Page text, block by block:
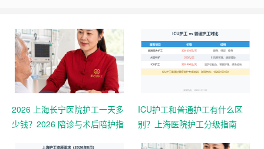
2026 上海长宁医院护工一天多
少钱？2026 陪诊与术后陪护指
ICU护工和普通护工有什么区
别？上海医院护工分级指南